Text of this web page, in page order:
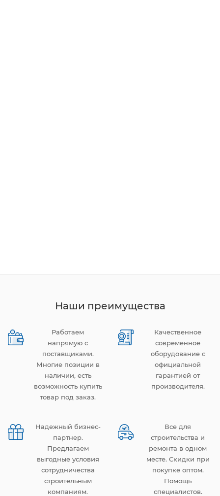
Наши преимущества
Работаем
напрямую с
поставщиками.
Многие позиции в
наличии, есть
возможность купить
товар под заказ.
Качественное
современное
оборудование с
официальной
гарантией от
производителя.
Надежный бизнес-
партнер.
Предлагаем
выгодные условия
сотрудничества
строительным
компаниям.
Все для
строительства и
ремонта в одном
месте. Скидки при
покупке оптом.
Помощь
специалистов.